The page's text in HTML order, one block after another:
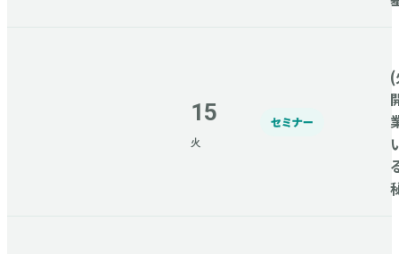
15
火
セミナー